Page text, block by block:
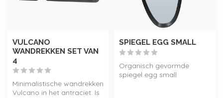
VULCANO
WANDREKKEN SET VAN
4
Minimalistische wandrekken
Vulcano in het antraciet. Is
SPIEGEL EGG SMALL
Organisch gevormde
spiegel egg small